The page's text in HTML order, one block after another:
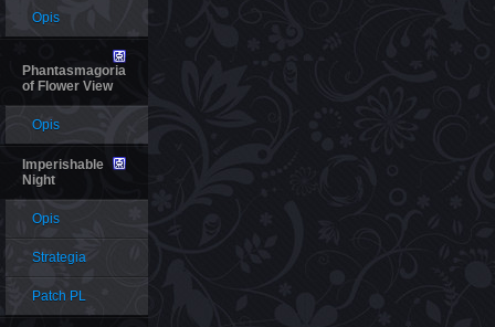
Opis
Phantasmagoria
of Flower View
Opis
Imperishable
Night
Opis
Strategia
Patch PL